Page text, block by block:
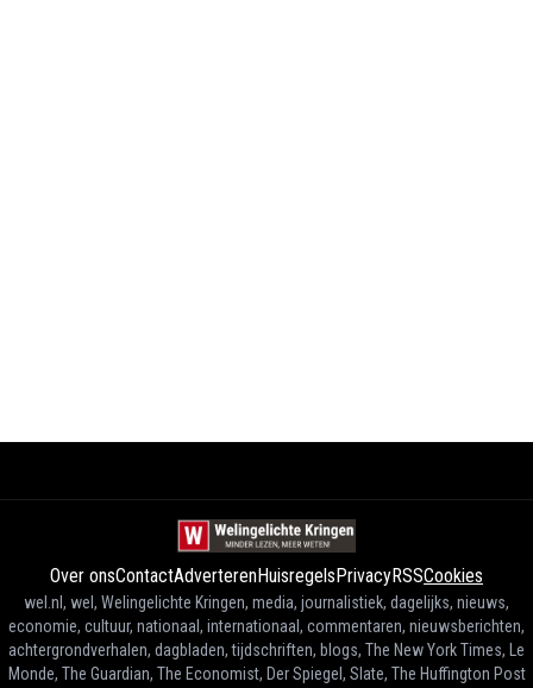
Over onsContactAdverterenHuisregelsPrivacyRSSCookies
wel.nl, wel, Welingelichte Kringen, media, journalistiek, dagelijks, nieuws,
economie, cultuur, nationaal, internationaal, commentaren, nieuwsberichten,
achtergrondverhalen, dagbladen, tijdschriften, blogs, The New York Times, Le
Monde, The Guardian, The Economist, Der Spiegel, Slate, The Huffington Post